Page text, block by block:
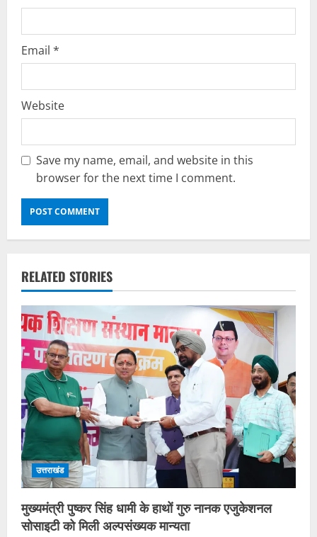
Email *
Website
Save my name, email, and website in this
browser for the next time I comment.
RELATED STORIES
उत्तराखंड
मुख्यमंत्री पुष्कर सिंह धामी के हाथों गुरु नानक एजुकेशनल
सोसाइटी को मिली अल्पसंख्यक मान्यता